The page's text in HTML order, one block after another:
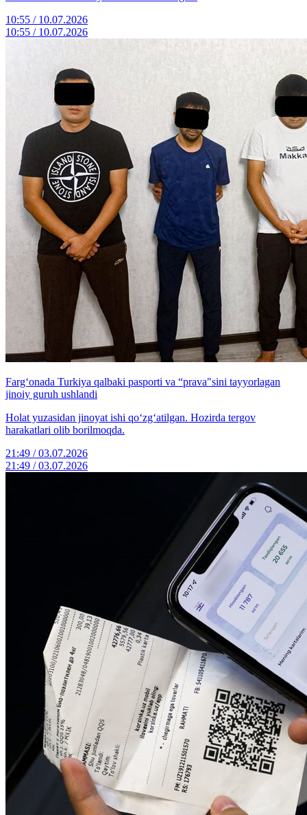
10:55 / 10.07.2026
10:55 / 10.07.2026
Farg‘onada Turkiya qalbaki pasporti va “prava"sini tayyorlagan
jinoiy guruh ushlandi
Holat yuzasidan jinoyat ishi qo‘zg‘atilgan. Hozirda tergov
harakatlari olib borilmoqda.
21:49 / 03.07.2026
21:49 / 03.07.2026